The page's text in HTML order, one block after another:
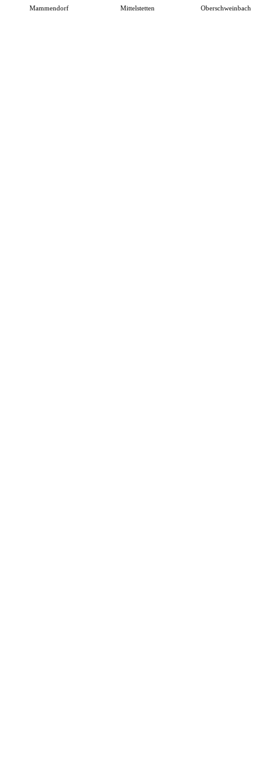
Mammendorf Mittelstetten Oberschweinbach